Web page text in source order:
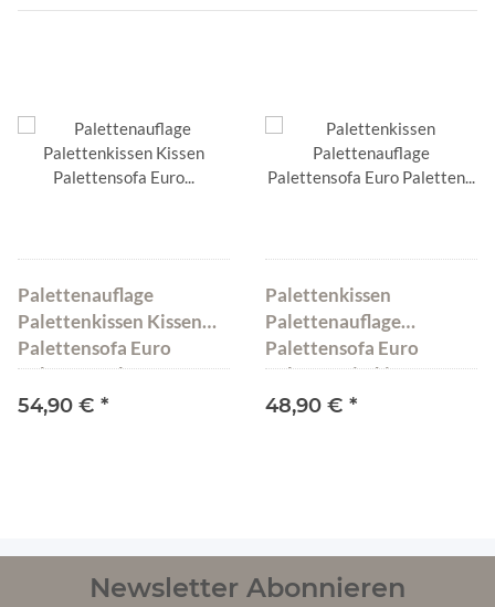
Palettenauflage
Palettenkissen Kissen
Palettensofa Euro
Paletten Polster MH-
TMPA Braun
54,90 € *
Palettenkissen
Palettenauflage
Palettensofa Euro
Paletten Sitzkissen MH-
UQ-01 Braun
48,90 € *
Newsletter Abonnieren